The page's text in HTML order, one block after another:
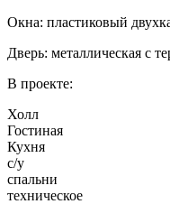
Окна: пластиковый
Дверь: металлическая с
В проекте:
Холл
Гостиная
Кухня
с/у
спальни
техническое